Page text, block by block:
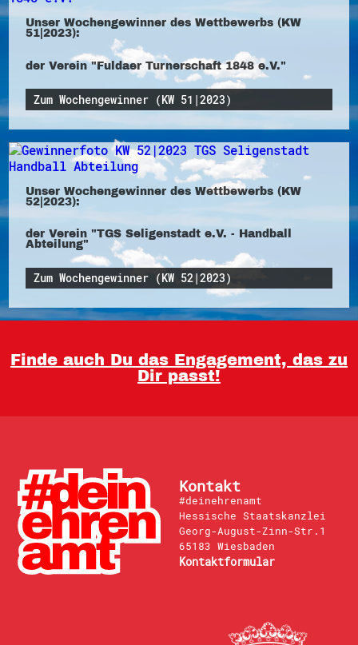
Unser Wochengewinner des Wettbewerbs (KW
51|2023):
der Verein "Fuldaer Turnerschaft 1848 e.V."
Zum Wochengewinner (KW 51|2023)
Unser Wochengewinner des Wettbewerbs (KW
52|2023):
der Verein "TGS Seligenstadt e.V. - Handball
Abteilung"
Zum Wochengewinner (KW 52|2023)
Finde auch Du das Engagement, das zu
Dir passt!
Kontakt
#deinehrenamt
Hessische Staatskanzlei
Georg-August-Zinn-Str.1
65183 Wiesbaden
Kontaktformular